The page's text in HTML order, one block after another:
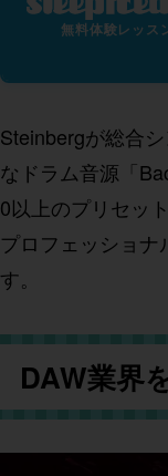
無料体験レッス
Steinbergが総合
なドラム音源「
0以上のプリセッ
プロフェッショ
す。
DAW業界